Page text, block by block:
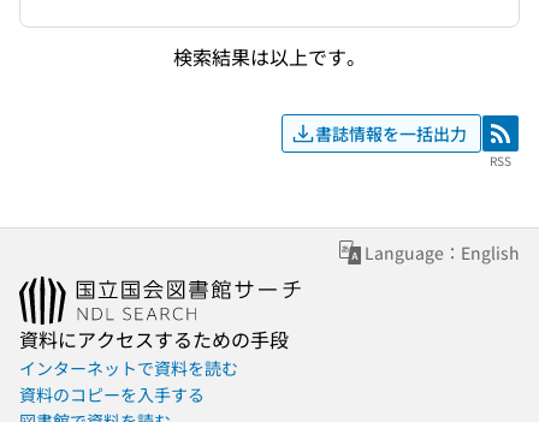
検索結果は以上です。
書誌情報を一括出力 RSS
RSS
Language：English
資料にアクセスするための手段
インターネットで資料を読む
資料のコピーを入手する